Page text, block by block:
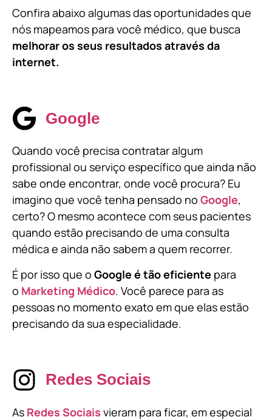
Confira abaixo algumas das oportunidades que
nós mapeamos para você médico, que busca
melhorar os seus resultados através da
internet.
Google
Quando você precisa contratar algum
profissional ou serviço específico que ainda não
sabe onde encontrar, onde você procura? Eu
imagino que você tenha pensado no Google,
certo? O mesmo acontece com seus pacientes
quando estão precisando de uma consulta
médica e ainda não sabem a quem recorrer.
É por isso que o Google é tão eficiente para
o Marketing Médico. Você parece para as
pessoas no momento exato em que elas estão
precisando da sua especialidade.
Redes Sociais
As Redes Sociais vieram para ficar, em especial